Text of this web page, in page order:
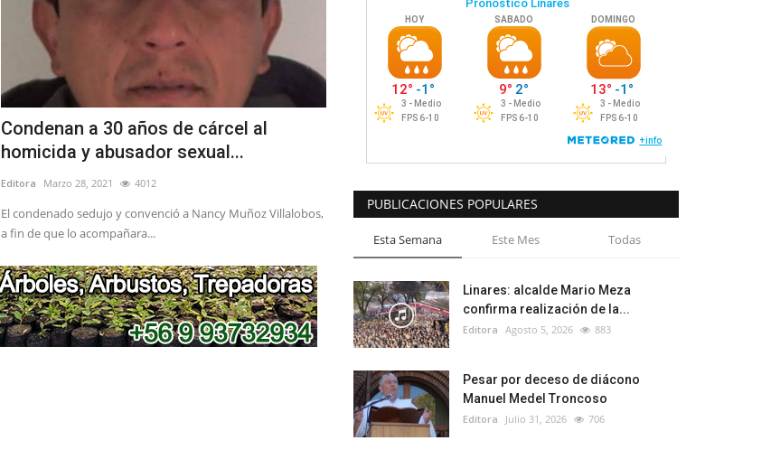
Condenan a 30 años de cárcel al
homicida y abusador sexual...
Editora Marzo 28, 2021 4012
El condenado sedujo y convenció a Nancy Muñoz Villalobos,
a fin de que lo acompañara...
PUBLICACIONES POPULARES
Esta Semana Este Mes Todas
Linares: alcalde Mario Meza
confirma realización de la...
Editora Agosto 5, 2026 883
Pesar por deceso de diácono
Manuel Medel Troncoso
Editora Julio 31, 2026 706